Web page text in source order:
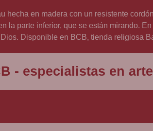
hecha en madera con un resistente
la parte inferior, que se están mirando.
Disponible en BCB, tienda religiosa
- especialistas en